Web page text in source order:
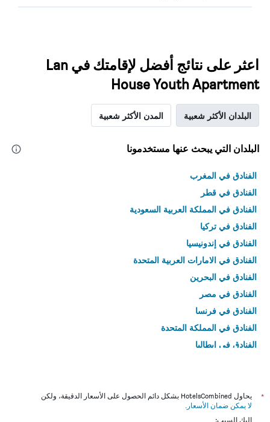
اعثر على نتائج أفضل لإقامتك في Lan
House Youth Apartment
البلدان الأكثر شعبية المدن الأكثر شعبية
البلدان التي يبحث عنها مستخدمونا
الفنادق في المغرب
الفنادق في قطر
الفنادق في المملكة العربية السعودية
الفنادق في تركيا
الفنادق في إندونيسيا
الفنادق في الامارات العربية المتحدة
الفنادق في البحرين
الفنادق في مصر
الفنادق في فرنسا
الفنادق في المملكة المتحدة
الفنادق في إيطاليا
*
يحاول HotelsCombined بشكل دائم الحصول على الأسعار الدقيقة، ولكن
لا يمكن ضمان الأسعار .
إليك السبب: